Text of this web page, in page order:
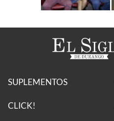
SUPLEMENTOS
CLICK!